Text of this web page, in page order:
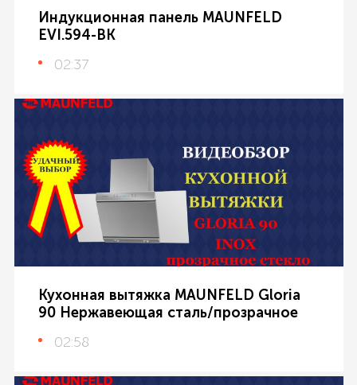
Индукционная панель MAUNFELD
EVI.594-BK
02:37
Кухонная вытяжка MAUNFELD Gloria
90 Нержавеющая сталь/прозрачное
02:58